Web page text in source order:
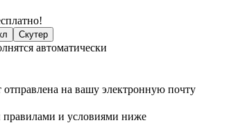
Скутер
автоматически
отправлена на вашу электронную почту
правилами и условиями ниже